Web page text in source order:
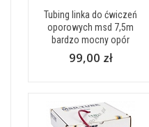
Tubing linka do ćwiczeń
oporowych msd 7,5m
bardzo mocny opór
99,00 zł